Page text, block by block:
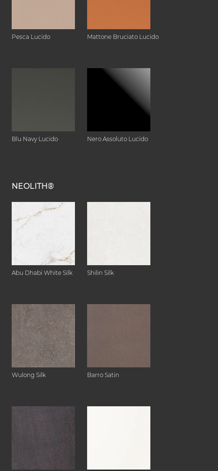
Pesca Lucido Mattone Bruciato Lucido
Blu Navy Lucido Nero Assoluto Lucido
NEOLITH®
Abu Dhabi White Silk Shilin Silk
Wulong Silk Barro Satin